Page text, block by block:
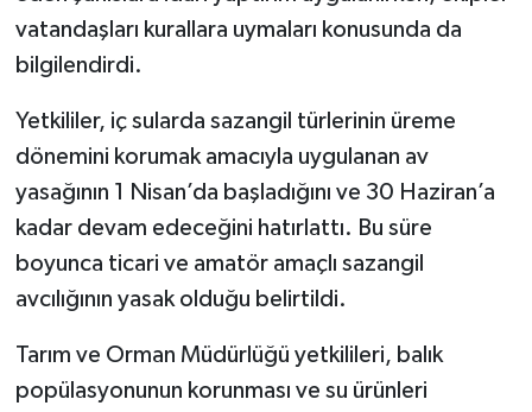
vatandaşları kurallara uymaları konusunda da
bilgilendirdi.
Yetkililer, iç sularda sazangil türlerinin üreme
dönemini korumak amacıyla uygulanan av
yasağının 1 Nisan’da başladığını ve 30 Haziran’a
kadar devam edeceğini hatırlattı. Bu süre
boyunca ticari ve amatör amaçlı sazangil
avcılığının yasak olduğu belirtildi.
Tarım ve Orman Müdürlüğü yetkilileri, balık
popülasyonunun korunması ve su ürünleri